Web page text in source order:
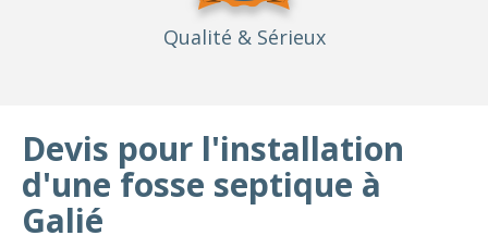
Qualité & Sérieux
Devis pour l'installation
d'une fosse septique à
Galié